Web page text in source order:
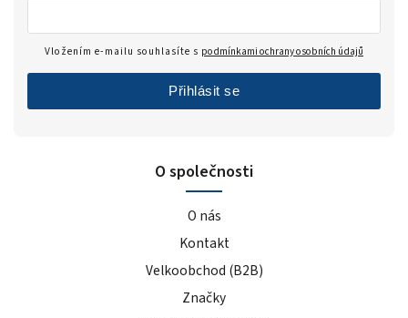
O společnosti
O nás
Kontakt
Velkoobchod (B2B)
Značky
Vložením e-mailu souhlasíte s podmínkami ochrany osobních údajů
Přihlásit se